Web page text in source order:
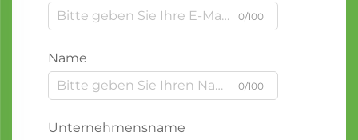
0/100
Name
0/100
Unternehmensname